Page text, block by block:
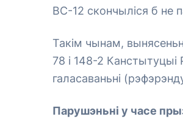
ВС-12 скончыліся б не
Такім чынам,
78 і 148-2
галасаваньні
Парушэньні у часе